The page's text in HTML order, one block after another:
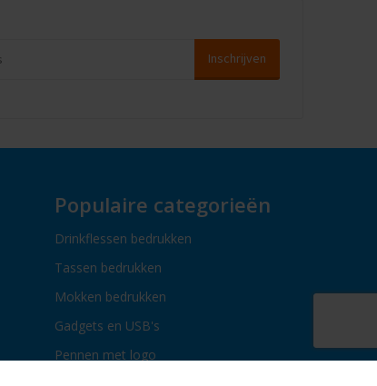
Populaire categorieën
Drinkflessen bedrukken
Tassen bedrukken
Mokken bedrukken
Gadgets en USB's
Pennen met logo